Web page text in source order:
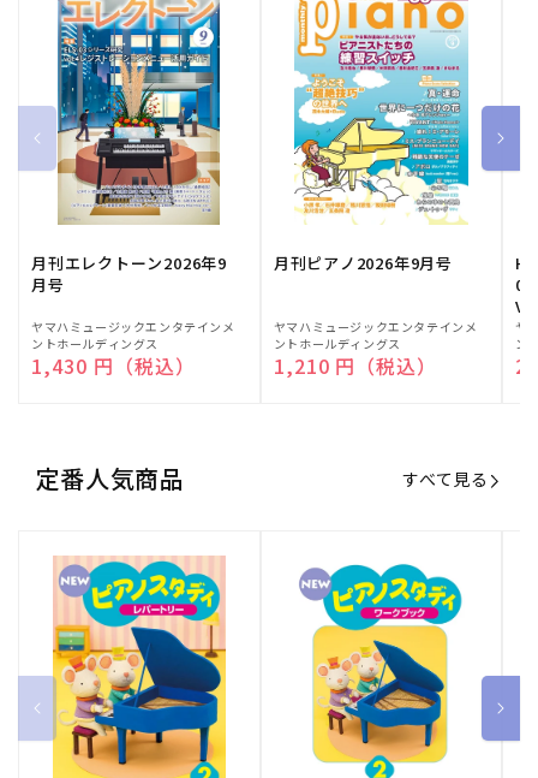
月刊エレクトーン2026年9
月号
販
売
元:
ヤマハミュージックエンタテインメ
ントホールディングス
通常価格
1,430 円（税込）
月刊ピアノ2026年9月号
販
売
元:
ヤマハミュージックエンタテインメ
ントホールディングス
通常価格
1,210 円（税込）
販
売
元:
ヤ
ン
定番人気商品 すべて見る